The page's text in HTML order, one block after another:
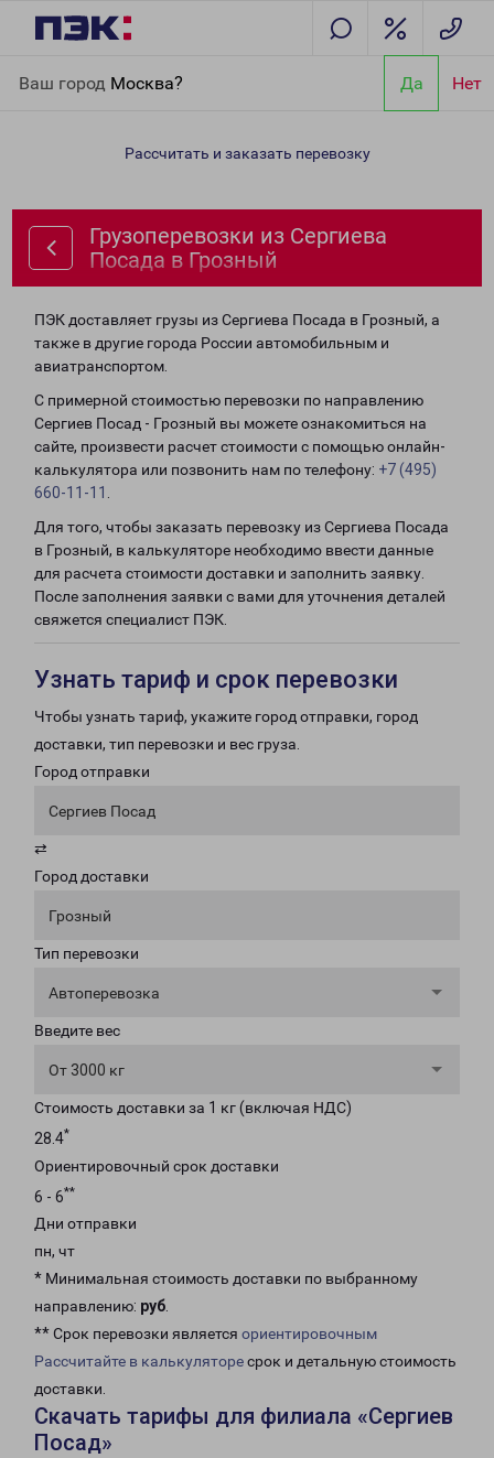
Ваш город Москва? Да Нет
Грозный
Рассчитать и заказать перевозку
Грузоперевозки из Сергиева
Посада в Грозный
ПЭК доставляет грузы из Сергиева Посада в Грозный, а
также в другие города России автомобильным и
авиатранспортом.
С примерной стоимостью перевозки по направлению
Сергиев Посад - Грозный вы можете ознакомиться на
сайте, произвести расчет стоимости с помощью онлайн-
калькулятора или позвонить нам по телефону: +7 (495)
660-11-11
Для того, чтобы заказать перевозку из Сергиева Посада
в Грозный, в калькуляторе необходимо ввести данные
для расчета стоимости доставки и заполнить заявку.
После заполнения заявки с вами для уточнения деталей
свяжется специалист ПЭК.
Узнать тариф и срок перевозки
Чтобы узнать тариф, укажите город отправки, город
доставки, тип перевозки и вес груза.
Город отправки
Сергиев Посад
⇄
Город доставки
Грозный
Тип перевозки
Автоперевозка
Введите вес
От 3000 кг
Стоимость доставки за 1 кг (включая НДС)
28.4*
Ориентировочный срок доставки
6 - 6**
Дни отправки
пн, чт
* Минимальная стоимость доставки по выбранному
направлению: руб.
** Срок перевозки является ориентировочным
Рассчитайте в калькуляторесрок и детальную стоимость
доставки.
Скачать тарифы для филиала «Сергиев
Посад»